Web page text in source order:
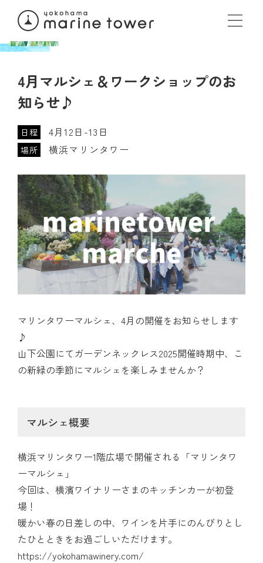
4月マルシェ＆ワークショップのお
知らせ♪
日程 4月12日-13日
場所 横浜マリンタワー
マリンタワーマルシェ、4月の開催をお知らせします
♪
山下公園にてガーデンネックレス2025開催時期中、こ
の新緑の季節にマルシェを楽しみませんか？
マルシェ概要
横浜マリンタワー1階広場で開催される「マリンタワ
ーマルシェ」
今回は、横濱ワイナリーさまのキッチンカーが初登
場！
暖かい春の日差しの中、ワインを片手にのんびりとし
たひとときをお過ごしいただけます。
https://yokohamawinery.com/